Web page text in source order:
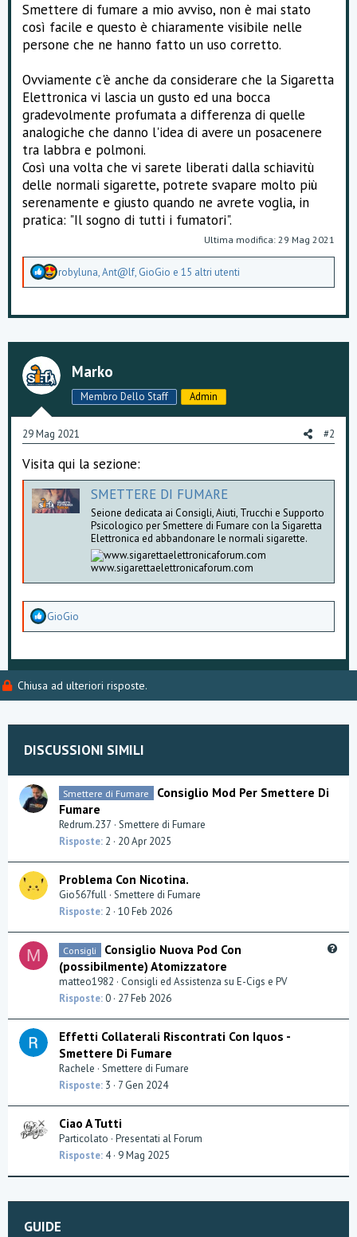
Smettere di fumare a mio avviso, non è mai stato
così facile e questo è chiaramente visibile nelle
persone che ne hanno fatto un uso corretto.
Ovviamente c'è anche da considerare che la Sigaretta
Elettronica vi lascia un gusto ed una bocca
gradevolmente profumata a differenza di quelle
analogiche che danno l'idea di avere un posacenere
tra labbra e polmoni.
Così una volta che vi sarete liberati dalla schiavitù
delle normali sigarette, potrete svapare molto più
serenamente e giusto quando ne avrete voglia, in
pratica: "Il sogno di tutti i fumatori".
Ultima modifica: 29 Mag 2021
A
e
m
e
:
robyluna,Ant@lf, GioGio e 15 altri utenti
Marko
Membro Dello Staff Admin
29 Mag 2021 #2
Visita qui la sezione:
SMETTERE DI FUMARE
Seione dedicata ai Consigli, Aiuti, Trucchi e Supporto
Psicologico per Smettere di Fumare con la Sigaretta
Elettronica ed abbandonare le normali sigarette.
www.sigarettaelettronicaforum.com
A
p
z
a
n
t
GioGio
Chiusa ad ulteriori risposte.
DISCUSSIONI SIMILI
Smettere di Fumare
Consiglio Mod Per Smettere Di
Fumare
Redrum.237 Smettere di Fumare
Risposte 2 20 Apr 2025
Problema Con Nicotina.
Gio567full Smettere di Fumare
Risposte 2 10 Feb 2026
M
i
Consigli
Consiglio Nuova Pod Con
(possibilmente) Atomizzatore
matteo1982
Consigli ed Assistenza su E-Cigs e PV
Risposte 0 27 Feb 2026
Effetti Collaterali Riscontrati Con Iquos -
Smettere Di Fumare
Rachele Smettere di Fumare
Risposte 3 7 Gen 2024
Ciao A Tutti
Particolato Presentati al Forum
Risposte 4 9 Mag 2025
GUIDE